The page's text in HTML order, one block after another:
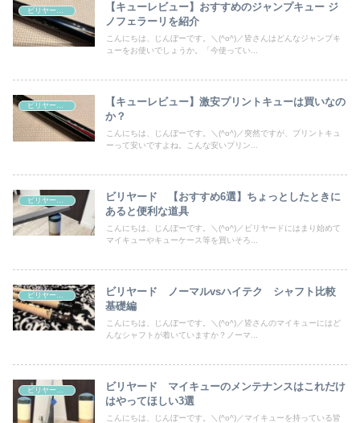
ビリヤード道具
【キューレビュー】おすすめのジャンプキュー ジ
ノフェラーリを紹介
こんにちは、じんぼーです。＼(^o^)／皆さんはどんなジャンプキ
ューをお使いでしょうか。「今使ってい...
ビリヤード道具
【キューレビュー】激安プリントキューは買いなの
か？
こんにちは、じんぼーです。＼(^o^)／突然ですが、プリントキュ
ーって安いですよね。こんな安いプリン...
ビリヤード道具
ビリヤード 【おすすめ6選】ちょっとしたときに
あると便利な道具
こんにちは、じんぼーです。＼(^o^)／ビリヤードにはまり始めて
マイキューやキューケース等を買いそろ...
ビリヤード中級者向け
ビリヤード ノーマルvsハイテク シャフト比較
基礎編
こんにちは、じんぼーです。＼(^o^)／皆さんのマイキューにはど
んなシャフトが着いていますか？ノーマ...
ビリヤード マイキューのメンテナンスはこれだけ
はやってほしい3選
こんにちは、じんぼーです。＼(^o^)／マイキューを持っている皆